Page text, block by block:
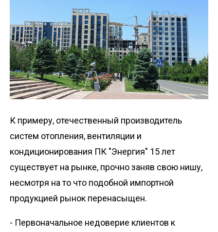
К примеру, отечественный производитель
систем отопления, вентиляции и
кондиционирования ПК "Энергия" 15 лет
существует на рынке, прочно заняв свою нишу,
несмотря на то что подобной импортной
продукцией рынок перенасыщен.
- Первоначальное недоверие клиентов к